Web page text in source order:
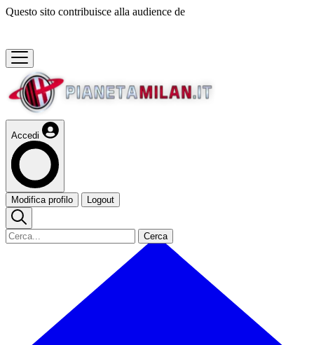
Questo sito contribuisce alla audience de
Accedi
Modifica profilo Logout
Cerca